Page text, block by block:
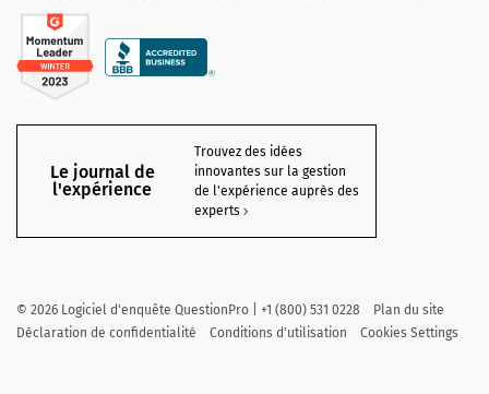
Le journal de
l'expérience
Trouvez des idées
innovantes sur la gestion
de l'expérience auprès des
experts
© 2026 Logiciel d'enquête QuestionPro | +1 (800) 531 0228
Plan du site
Déclaration de confidentialité
Conditions d'utilisation Cookies Settings